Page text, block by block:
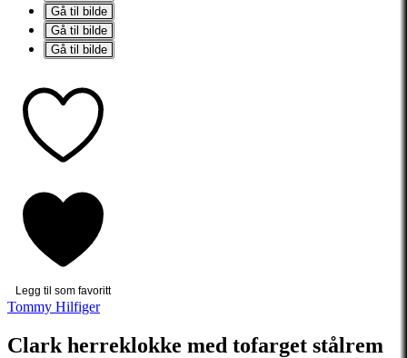
Gå til bilde
Gå til bilde
Gå til bilde
Legg til som favoritt
Tommy Hilfiger
Clark herreklokke med tofarget stålrem